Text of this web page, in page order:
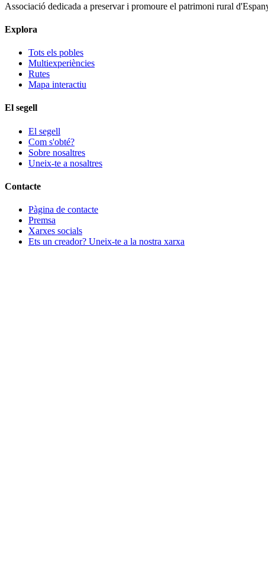
Associació dedicada a preservar i promoure el patrimoni rural
Explora
Tots els pobles
Multiexperiències
Rutes
Mapa interactiu
El segell
El segell
Com s'obté?
Sobre nosaltres
Uneix-te a nosaltres
Contacte
Pàgina de contacte
Premsa
Xarxes socials
Ets un creador? Uneix-te a la nostra xarxa